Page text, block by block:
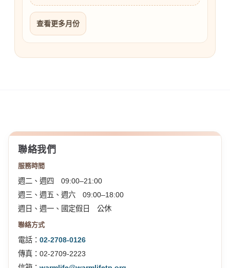
查看更多月份
聯絡我們
服務時間
週二、週四 09:00–21:00
週三、週五、週六 09:00–18:00
週日、週一、國定假日 公休
聯絡方式
電話： 02-2708-0126
傳真：02-2709-2223